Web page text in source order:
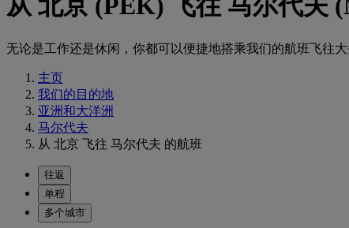
从 北京 (PEK) 飞往 马尔代夫
无论是工作还是休闲，你都可以便捷地搭乘我们的航班飞往大
主页
我们的目的地
亚洲和大洋洲
马尔代夫
从 北京 飞往 马尔代夫 的航班
往返
单程
多个城市